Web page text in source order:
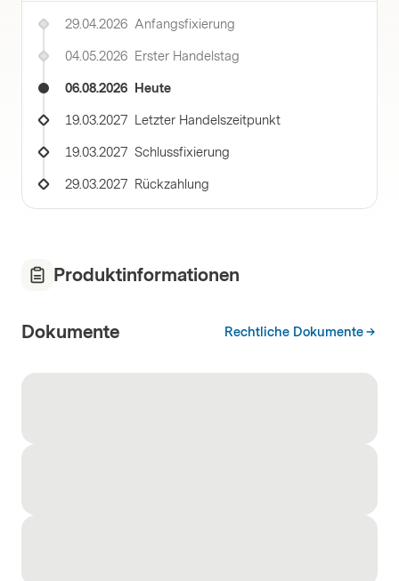
29.04.2026 Anfangsfixierung
04.05.2026 Erster Handelstag
06.08.2026 Heute
19.03.2027 Letzter Handelszeitpunkt
19.03.2027 Schlussfixierung
29.03.2027 Rückzahlung
Produktinformationen
Dokumente Rechtliche Dokumente